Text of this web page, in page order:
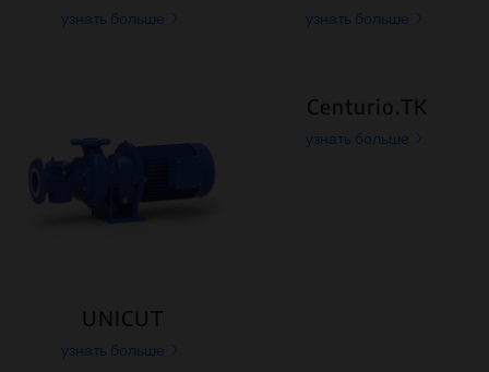
узнать больше узнать больше
UNICUT
узнать больше
Centurio.TK
узнать больше